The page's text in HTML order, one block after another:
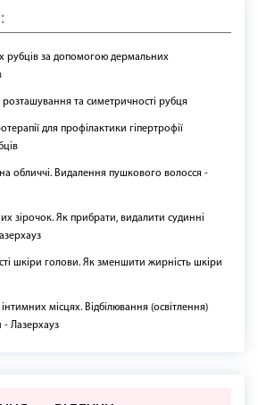
рубців за допомогою дермальних
та симетричності рубця
для профілактики гіпертрофії
обличчі. Видалення пушкового волосся -
зірочок. Як прибрати, видалити судинні
шкіри голови. Як зменшити жирність шкіри
місцях. Відбілювання (освітлення)
- Лазерхауз